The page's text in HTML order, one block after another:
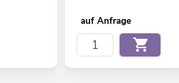
auf Anfrage